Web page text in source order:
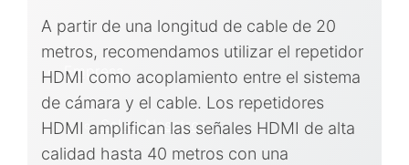
Empresa
Sobre Nosotros
A partir de una longitud de cable de 20
metros, recomendamos utilizar el repetidor
HDMI como acoplamiento entre el sistema
de cámara y el cable. Los repetidores
HDMI amplifican las señales HDMI de alta
calidad hasta 40 metros con una